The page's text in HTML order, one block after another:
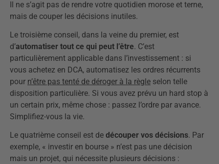
Il ne s’agit pas de rendre votre quotidien morose et terne,
mais de couper les décisions inutiles.
Le troisième conseil, dans la veine du premier, est
d’automatiser tout ce qui peut l’être. C’est
particulièrement applicable dans l’investissement : si
vous achetez en DCA, automatisez les ordres récurrents
pour n’être pas tenté de déroger à la règle selon telle
disposition particulière. Si vous avez prévu un hard stop à
un certain prix, même chose : passez l’ordre par avance.
Simplifiez-vous la vie.
Le quatrième conseil est de découper vos décisions. Par
exemple, « investir en bourse » n’est pas une décision
mais un projet, qui nécessite plusieurs décisions :